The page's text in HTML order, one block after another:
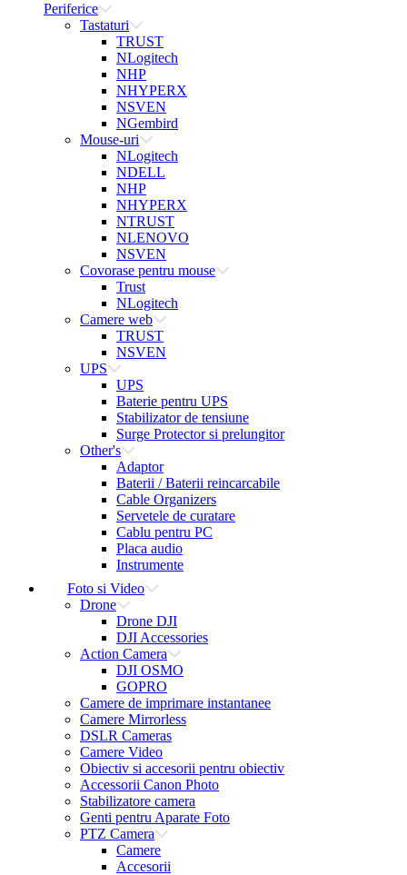
Periferice
Tastaturi
TRUST
NLogitech
NHP
NHYPERX
NSVEN
NGembird
Mouse-uri
NLogitech
NDELL
NHP
NHYPERX
NTRUST
NLENOVO
NSVEN
Covorase pentru mouse
Trust
NLogitech
Camere web
TRUST
NSVEN
UPS
UPS
Baterie pentru UPS
Stabilizator de tensiune
Surge Protector si prelungitor
Other's
Adaptor
Baterii / Baterii reincarcabile
Cable Organizers
Servetele de curatare
Cablu pentru PC
Placa audio
Instrumente
Foto si Video
Drone
Drone DJI
DJI Accessories
Action Camera
DJI OSMO
GOPRO
Camere de imprimare instantanee
Camere Mirrorless
DSLR Cameras
Camere Video
Obiectiv si accesorii pentru obiectiv
Accessorii Canon Photo
Stabilizatore camera
Genti pentru Aparate Foto
PTZ Camera
Camere
Accesorii